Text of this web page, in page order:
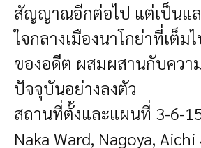
สัญญาณอีกต่อไป แต่เป็นแ
ใจกลางเมืองนาโกย่าที่เต็ม
ของอดีต ผสมผสานกับควา
ปัจจุบันอย่างลงตัว
สถานที่ตั้งและแผนที่ 3-6-
Naka Ward, Nagoya,